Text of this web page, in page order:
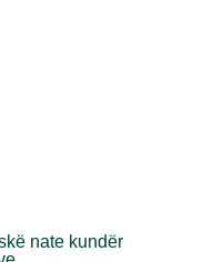
nate kundër